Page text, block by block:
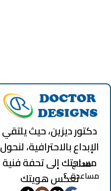
دكتور ديزين، حيث يلتقي
الإبداع بالاحترافية، لنحول
مساحتك إلى تحفة فنية
تعكس هويتك
محتاج
مساعدة..؟